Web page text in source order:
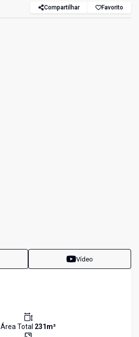
Compartilhar Favorito
Vídeo
Área Total 231m²